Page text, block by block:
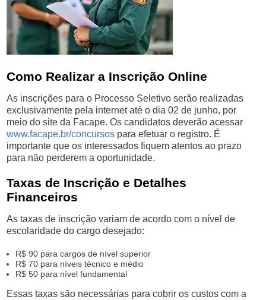
Como Realizar a Inscrição Online
As inscrições para o Processo Seletivo serão realizadas
exclusivamente pela internet até o dia 02 de junho, por
meio do site da Facape. Os candidatos deverão acessar
www.facape.br/concursos para efetuar o registro. É
importante que os interessados fiquem atentos ao prazo
para não perderem a oportunidade.
Taxas de Inscrição e Detalhes
Financeiros
As taxas de inscrição variam de acordo com o nível de
escolaridade do cargo desejado:
R$ 90 para cargos de nível superior
R$ 70 para níveis técnico e médio
R$ 50 para nível fundamental
Essas taxas são necessárias para cobrir os custos com a